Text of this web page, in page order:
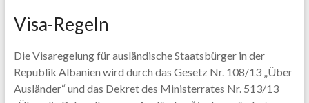
Visa-Regeln
Die Visaregelung für ausländische Staatsbürger in der
Republik Albanien wird durch das Gesetz Nr. 108/13 „Über
Ausländer“ und das Dekret des Ministerrates Nr. 513/13